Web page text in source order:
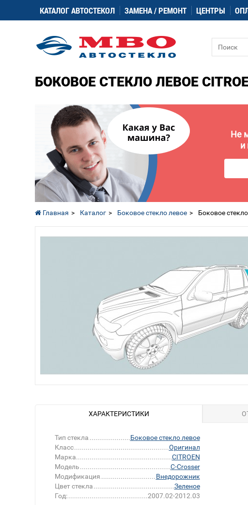
КАТАЛОГ АВТОСТЕКОЛ ЗАМЕНА / РЕМОНТ ЦЕНТРЫ
БОКОВОЕ СТЕКЛО ЛЕВОЕ
Не
и
Главная Каталог Боковое стекло левое Боковое
ХАРАКТЕРИСТИКИ
Тип стекла
Боковое стекло левое
Класс
Оригинал
Марка
CITROEN
Модель
C-Crosser
Модификация
Внедорожник
Цвет стекла
Зеленое
Год:
2007.02-2012.03